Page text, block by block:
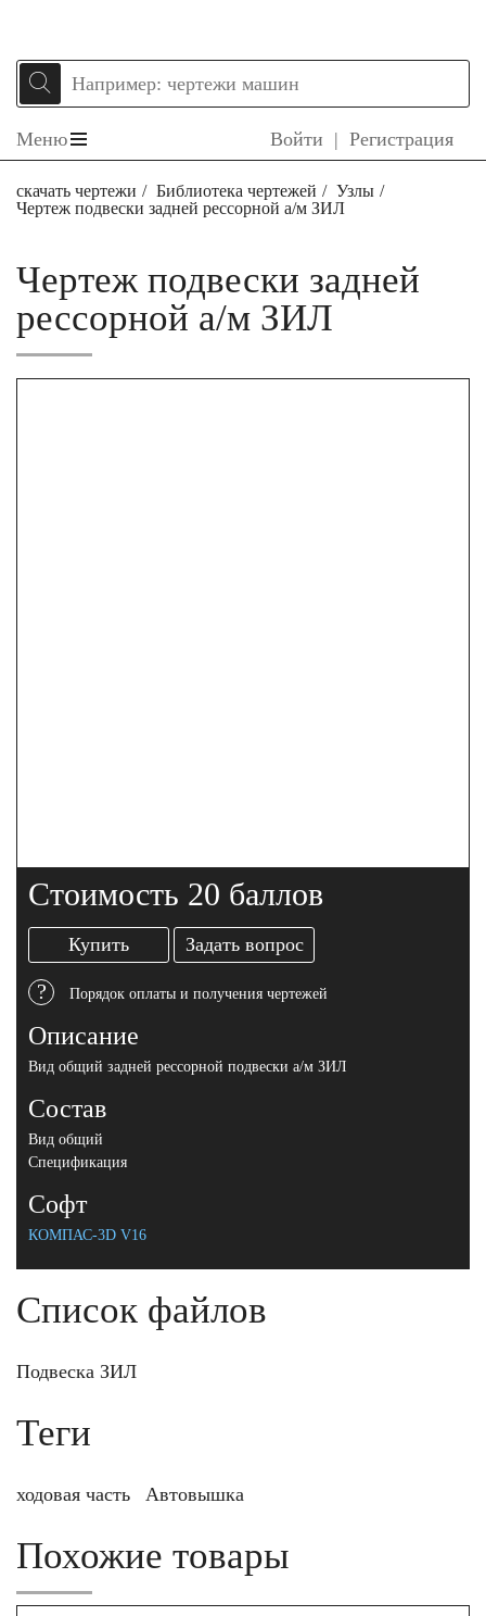
Меню Войти | Регистрация
скачать чертежи Библиотека чертежей
Узлы
Чертеж подвески задней рессорной а/м ЗИЛ
Чертеж подвески задней
рессорной а/м ЗИЛ
Стоимость 20 баллов
Купить Задать вопрос
? Порядок оплаты и получения чертежей
Описание
Вид общий задней рессорной подвески а/м ЗИЛ
Состав
Вид общий
Спецификация
Софт
КОМПАС-3D V16
Список файлов
Подвеска ЗИЛ
Теги
ходовая часть Автовышка
Похожие товары